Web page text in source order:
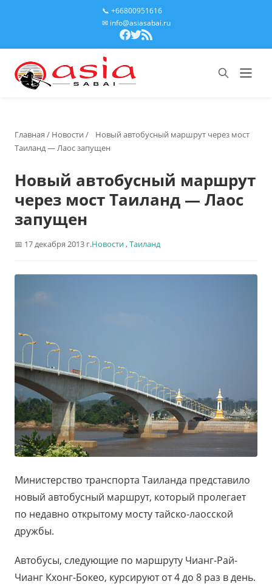
📞 +66800951616
✉ info@asiasabai.ru
Главная / Новости /
Новый автобусный маршрут через мост
Таиланд — Лаос запущен
Новый автобусный маршрут
через мост Таиланд — Лаос
запущен
17 декабря 2013 г.Новости,Таиланд
Министерство транспорта Таиланда представило
новый автобусный маршрут, который пролегает
по недавно открытому мосту тайско-лаосской
дружбы.
Автобусы, следующие по маршруту Чианг-Рай-
Чианг Кхонг-Бокео, курсируют от 4 до 8 раз в день.